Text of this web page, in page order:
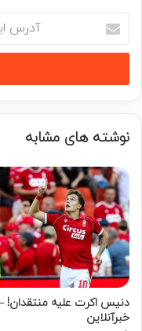
ایمیل
خود
وارد
کنید
نوشته های مشابه
دنیس اکرت علیه منتقدان!
خبرآنلاین